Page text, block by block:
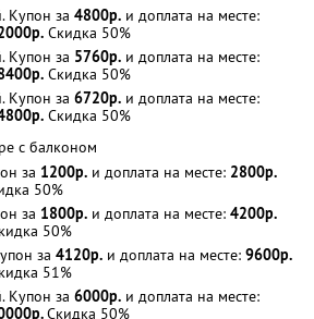
Купон за 4800р. и доплата на месте:
Скидка 50%
Купон за 5760р. и доплата на месте:
Скидка 50%
Купон за 6720р. и доплата на месте:
Скидка 50%
с балконом
за 1200р. и доплата на месте: 2800р.
50%
за 1800р. и доплата на месте: 4200р.
50%
за 4120р. и доплата на месте: 9600р.
51%
Купон за 6000р. и доплата на месте:
Скидка 50%